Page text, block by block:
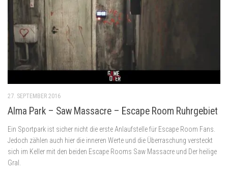
27. SEPTEMBER 2016
Alma Park – Saw Massacre – Escape Room Ruhrgebiet
Ein Sportpark ist sicher nicht die erste Anlaufstelle für Escape Room Fans.
Jedoch zählen auch hier die inneren Werte und die Überraschung versteckt
sich im Keller mit den beiden Escape Rooms Saw Massacre und Der heilige
Gral.